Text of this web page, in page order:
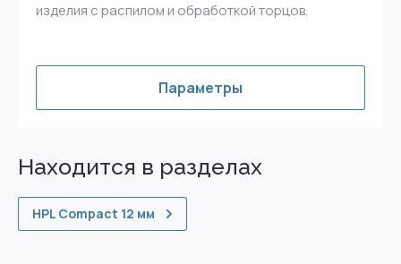
изделия с распилом и обработкой торцов.
Параметры
Находится в разделах
HPL Compact 12 мм